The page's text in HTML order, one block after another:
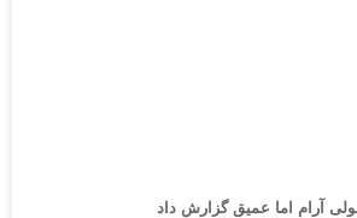
آرام اما عمیق گزارش داد